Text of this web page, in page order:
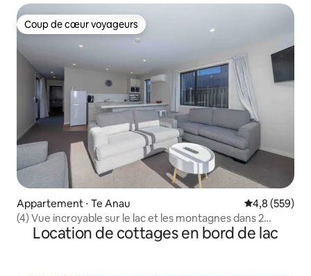
Coup de cœur voyageurs
Coup de cœur voyageurs
Appartement ⋅ Te Anau Évaluation
4,8 (559)
(4) Vue incroyable sur le lac et les montagnes dans 2
chambres avec salle de bain
Location de cottages en bord de lac